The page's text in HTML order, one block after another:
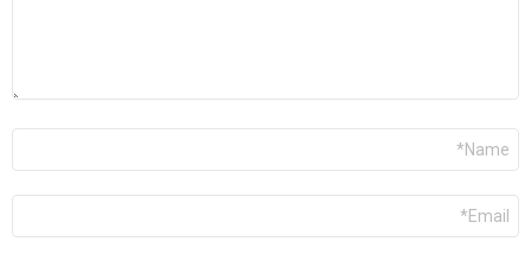
الاسم
البريد
الإلكتروني
*